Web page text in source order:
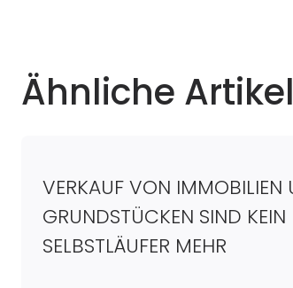
Ähnliche Artikel
VERKAUF VON IMMOBILIEN
GRUNDSTÜCKEN SIND KEIN
SELBSTLÄUFER MEHR